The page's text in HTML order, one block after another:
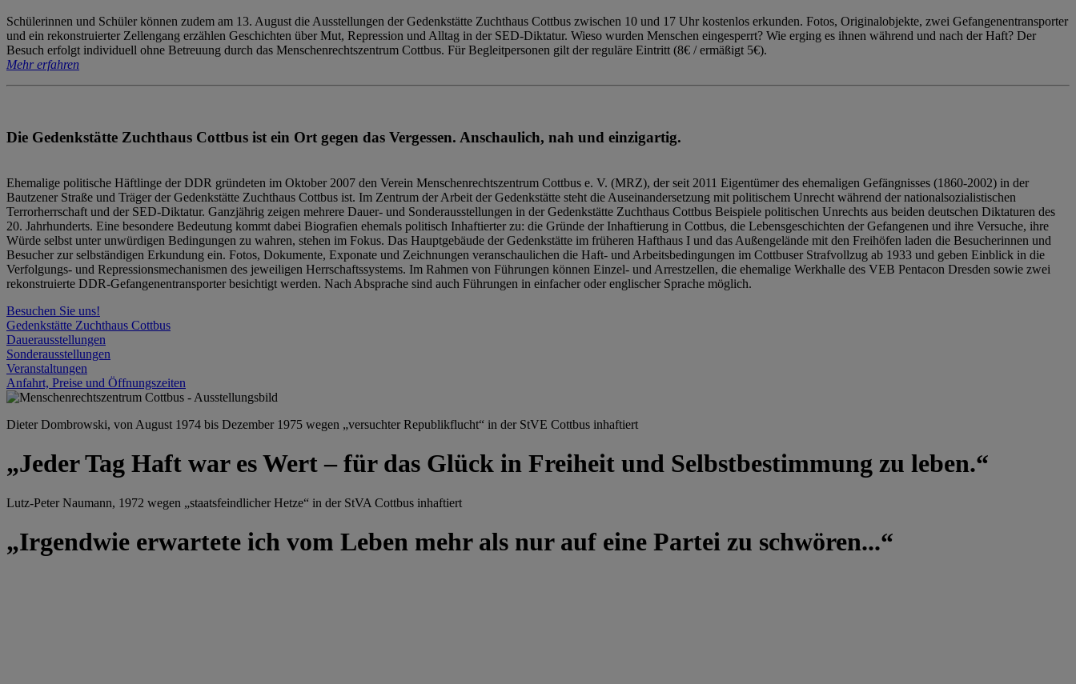
Schülerinnen und Schüler können zudem am 13. August die Ausstellungen der Gedenkstätte Zuchthaus Cottbus zwischen 10 und 17 Uhr kostenlos erkunden. Fotos, Originalobjekte, zwei Gefangenentransporter
und ein rekonstruierter Zellengang erzählen Geschichten über Mut, Repression und Alltag in der SED-Diktatur. Wieso wurden Menschen eingesperrt? Wie erging es ihnen während und nach der Haft? Der
Besuch erfolgt individuell ohne Betreuung durch das Menschenrechtszentrum Cottbus. Für Begleitpersonen gilt der reguläre Eintritt (8€ / ermäßigt 5€).
Mehr erfahren
Die Gedenkstätte Zuchthaus Cottbus ist ein Ort gegen das Vergessen. Anschaulich, nah und einzigartig.
Ehemalige politische Häftlinge der DDR gründeten im Oktober 2007 den Verein Menschenrechtszentrum Cottbus e. V. (MRZ), der seit 2011 Eigentümer des ehemaligen Gefängnisses (1860-2002) in der
Bautzener Straße und Träger der Gedenkstätte Zuchthaus Cottbus ist. Im Zentrum der Arbeit der Gedenkstätte steht die Auseinandersetzung mit politischem Unrecht während der nationalsozialistischen
Terrorherrschaft und der SED-Diktatur. Ganzjährig zeigen mehrere Dauer- und Sonderausstellungen in der Gedenkstätte Zuchthaus Cottbus Beispiele politischen Unrechts aus beiden deutschen Diktaturen des
20. Jahrhunderts. Eine besondere Bedeutung kommt dabei Biografien ehemals politisch Inhaftierter zu: die Gründe der Inhaftierung in Cottbus, die Lebensgeschichten der Gefangenen und ihre Versuche, ihre
Würde selbst unter unwürdigen Bedingungen zu wahren, stehen im Fokus. Das Hauptgebäude der Gedenkstätte im früheren Hafthaus I und das Außengelände mit den Freihöfen laden die Besucherinnen und
Besucher zur selbständigen Erkundung ein. Fotos, Dokumente, Exponate und Zeichnungen veranschaulichen die Haft- und Arbeitsbedingungen im Cottbuser Strafvollzug ab 1933 und geben Einblick in die
Verfolgungs- und Repressionsmechanismen des jeweiligen Herrschaftssystems. Im Rahmen von Führungen können Einzel- und Arrestzellen, die ehemalige Werkhalle des VEB Pentacon Dresden sowie zwei
rekonstruierte DDR-Gefangenentransporter besichtigt werden. Nach Absprache sind auch Führungen in einfacher oder englischer Sprache möglich.
Besuchen Sie uns!
Gedenkstätte Zuchthaus Cottbus
Dauerausstellungen
Sonderausstellungen
Veranstaltungen
Anfahrt, Preise und Öffnungszeiten
Dieter Dombrowski, von August 1974 bis Dezember 1975 wegen „versuchter Republikflucht“ in der StVE Cottbus inhaftiert
„Jeder Tag Haft war es Wert – für das Glück in Freiheit und Selbstbestimmung zu leben.“
Lutz-Peter Naumann, 1972 wegen „staatsfeindlicher Hetze“ in der StVA Cottbus inhaftiert
„Irgendwie erwartete ich vom Leben mehr als nur auf eine Partei zu schwören...“